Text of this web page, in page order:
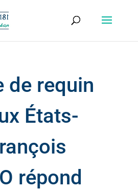
de requin
États-
répond